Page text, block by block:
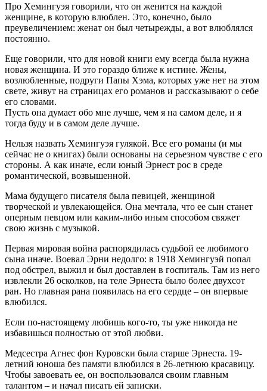
Про Хемингуэя говорили, что он женится на каждой
женщине, в которую влюблен. Это, конечно, было
преувеличением: женат он был четырежды, а вот влюблялся
постоянно.
Еще говорили, что для новой книги ему всегда была нужна
новая женщина. И это гораздо ближе к истине. Жены,
возлюбленные, подруги Папы Хэма, которых уже нет на этом
свете, живут на страницах его романов и рассказывают о себе
его словами.
Пусть она думает обо мне лучше, чем я на самом деле, и я
тогда буду и в самом деле лучше.
Нельзя назвать Хемингуэя гулякой. Все его романы (и мы
сейчас не о книгах) были основаны на серьезном чувстве с его
стороны. А как иначе, если юный Эрнест рос в среде
романтической, возвышенной.
Мама будущего писателя была певицей, женщиной
творческой и увлекающейся. Она мечтала, что ее сын станет
оперным певцом или каким-либо иным способом свяжет
свою жизнь с музыкой.
Первая мировая война распорядилась судьбой ее любимого
сына иначе. Воевал Эрни недолго: в 1918 Хемингуэй попал
под обстрел, выжил и был доставлен в госпиталь. Там из него
извлекли 26 осколков, на теле Эрнеста было более двухсот
ран. Но главная рана появилась на его сердце – он впервые
влюбился.
Если по-настоящему любишь кого-то, ты уже никогда не
избавишься полностью от этой любви.
Медсестра Агнес фон Куровски была старше Эрнеста. 19-
летний юноша без памяти влюбился в 26-летнюю красавицу.
Чтобы завоевать ее, он воспользовался своим главным
талантом – и начал писать ей записки.